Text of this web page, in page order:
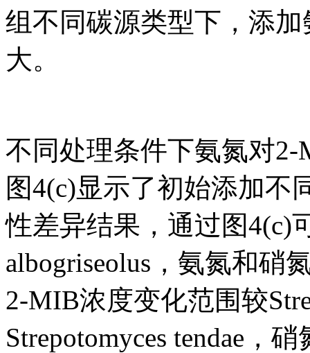
组不同碳源类型下，添
大。
不同处理条件下氨氮对
图4(c)显示了初始添加不
性差异结果，通过图4(c)
albogriseolus，氨氮和硝
2-MIB浓度变化范围较
Strepotomyces tendae，